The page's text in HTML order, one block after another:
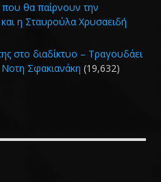
θα παίρνουν την
η Σταυρούλα Χρυσαειδή
στο διαδίκτυο – Τραγουδάει
Σφακιανάκη (19,632)